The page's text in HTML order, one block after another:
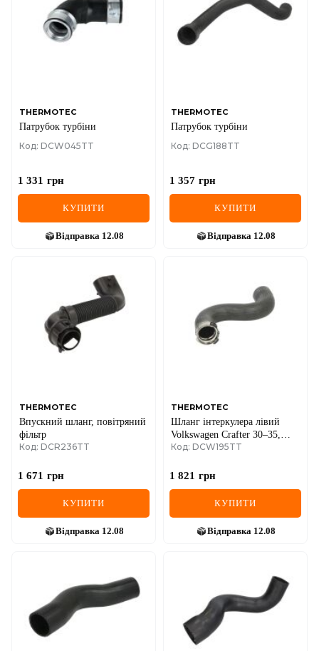
THERMOTEC
Патрубок турбіни
Код: DCW045TT
1 331 грн
КУПИТИ
Відправка 12.08
THERMOTEC
Патрубок турбіни
Код: DCG188TT
1 357 грн
КУПИТИ
Відправка 12.08
THERMOTEC
Впускний шланг, повітряний
фільтр
Код: DCR236TT
1 671 грн
КУПИТИ
Відправка 12.08
THERMOTEC
Шланг інтеркулера лівий
Volkswagen Crafter 30–35,
Crafter 30–50 2.0D 2005–2016
Код: DCW195TT
1 821 грн
КУПИТИ
Відправка 12.08